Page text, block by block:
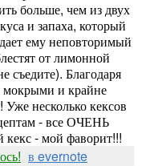
больше, чем из двух
и запаха, который
ему неповторимый
от лимонной
съедите). Благодаря
мокрыми и крайне
несколько кексов
- все ОЧЕНЬ
- мой фаворит!!!
в evernote